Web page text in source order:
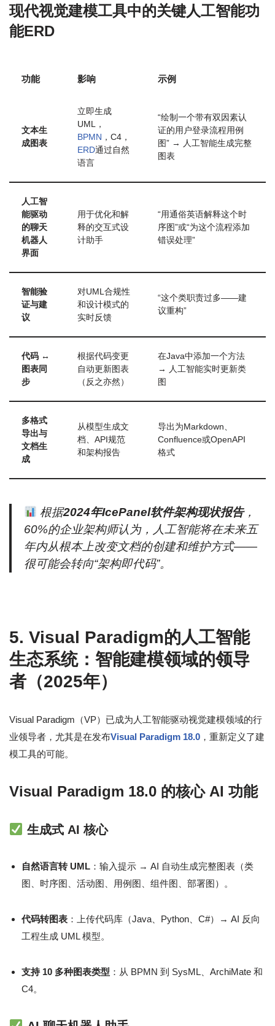
现代视觉建模工具中的关键人工智能功
能ERD
功能 影响 示例
文本生
成图表
立即生成
UML，
BPMN ，C4，
ERD通过自然
语言
“绘制一个带有双因素认
证的用户登录流程用例
图” → 人工智能生成完整
图表
人工智
能驱动
的聊天
机器人
界面
用于优化和解
释的交互式设
计助手
“用通俗英语解释这个时
序图”或“为这个流程添加
错误处理”
智能验
证与建
议
对UML合规性
和设计模式的
实时反馈
“这个类职责过多——建
议重构”
代码 ↔
图表同
步
根据代码变更
自动更新图表
（反之亦然）
在Java中添加一个方法
→ 人工智能实时更新类
图
多格式
导出与
文档生
成
从模型生成文
档、API规范
和架构报告
导出为Markdown、
Confluence或OpenAPI
格式
根据2024年IcePanel软件架构现状报告，
60%的企业架构师认为，人工智能将在未来五
年内从根本上改变文档的创建和维护方式——
很可能会转向“架构即代码”。
5. Visual Paradigm的人工智能
生态系统：智能建模领域的领导
者（2025年）
Visual Paradigm（VP）已成为人工智能驱动视觉建模领域的行
业领导者，尤其是在发布Visual Paradigm 18.0 ，重新定义了建
模工具的可能。
Visual Paradigm 18.0 的核心 AI 功能
生成式 AI 核心
自然语言转 UML ：输入提示 → AI 自动生成完整图表（类
图、时序图、活动图、用例图、组件图、部署图）。
代码转图表 ：上传代码库（Java、Python、C#）→ AI 反向
工程生成 UML 模型。
支持 10 多种图表类型 ：从 BPMN 到 SysML、ArchiMate 和
C4。